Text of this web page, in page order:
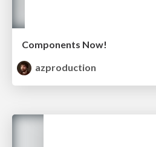
Components Now!
azproduction